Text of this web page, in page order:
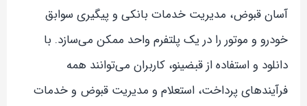
آسان قبوض، مدیریت خدمات بانکی و پیگیری سوابق
خودرو و موتور را در یک پلتفرم واحد ممکن می‌سازد. با
دانلود و استفاده از قبضینو، کاربران می‌توانند همه
فرآیندهای پرداخت، استعلام و مدیریت قبوض و خدمات